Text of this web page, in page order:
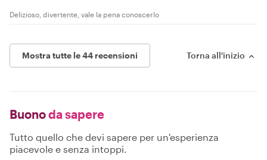
Delizioso, divertente, vale la pena conoscerlo
Mostra tutte le 44 recensioni Torna all'inizio
Buonoda sapere
Tutto quello che devi sapere per un'esperienza
piacevole e senza intoppi.